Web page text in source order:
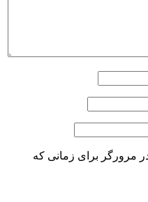
مرورگر برای زمانی که